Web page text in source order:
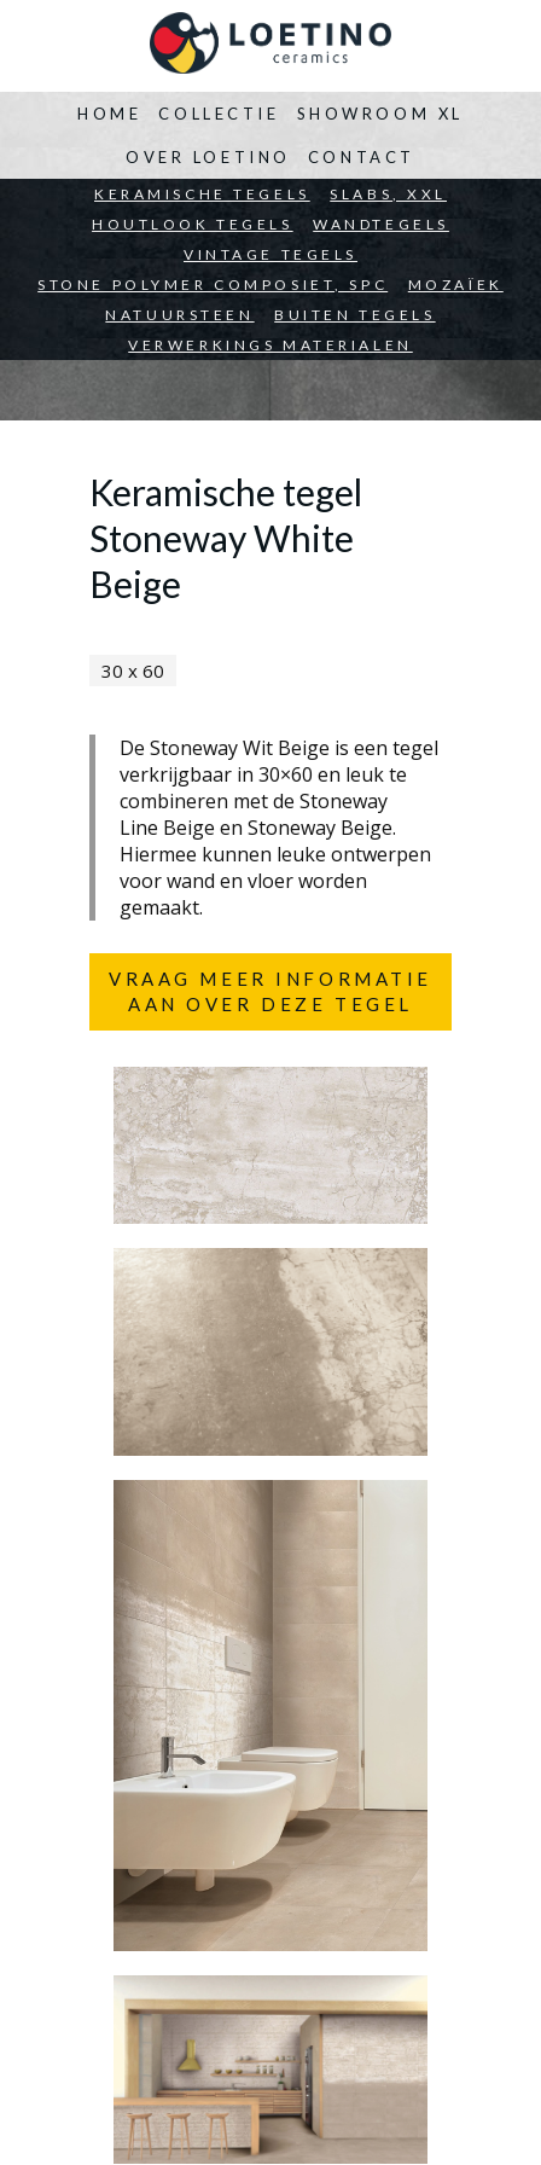
HOME
BEDRIJVEN ARCHITECTEN PARTICULIEREN
COLLECTIE
KERAMISCHE TEGELS
SLABS, XXL
HOUTLOOK TEGELS
WANDTEGELS
VINTAGE TEGELS
STONE POLYMER COMPOSIET, SPC
MOZAÏEK
NATUURSTEEN
BUITEN TEGELS
VERWERKINGS MATERIALEN
SHOWROOM XL
OVER LOETINO CONTACT
Keramische tegel
Stoneway White
Beige
30 x 60
De Stoneway Wit Beige is een tegel
verkrijgbaar in 30×60 en leuk te
combineren met de Stoneway
Line Beige en Stoneway Beige.
Hiermee kunnen leuke ontwerpen
voor wand en vloer worden
gemaakt.
VRAAG MEER INFORMATIE
AAN OVER DEZE TEGEL